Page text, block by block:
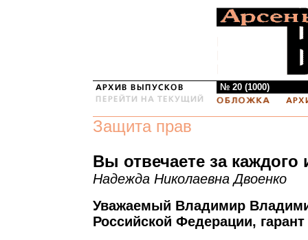
№ 20 (1000)
Защита прав
Вы отвечаете за каждого
Надежда Николаевна Двоенко
Уважаемый Владимир
Российской Федерации,